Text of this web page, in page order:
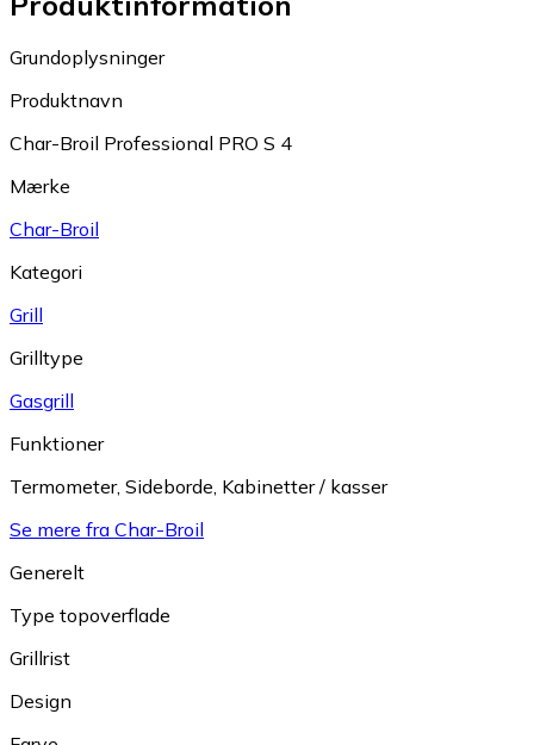
Grundoplysninger
Produktnavn
Char-Broil Professional PRO S 4
Mærke
Char-Broil
Kategori
Grill
Grilltype
Gasgrill
Funktioner
Termometer, Sideborde, Kabinetter / kasser
Se mere fra Char-Broil
Generelt
Type topoverflade
Grillrist
Design